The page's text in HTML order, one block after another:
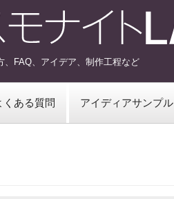
、FAQ、アイデア、制作工程など
くある質問 アイディアサンプル